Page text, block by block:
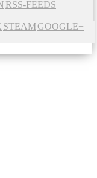
RSS-FEEDS
STEAMGOOGLE+